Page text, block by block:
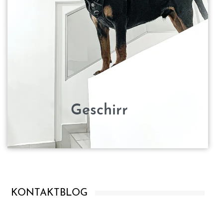
Geschirr
KONTAKT BLOG